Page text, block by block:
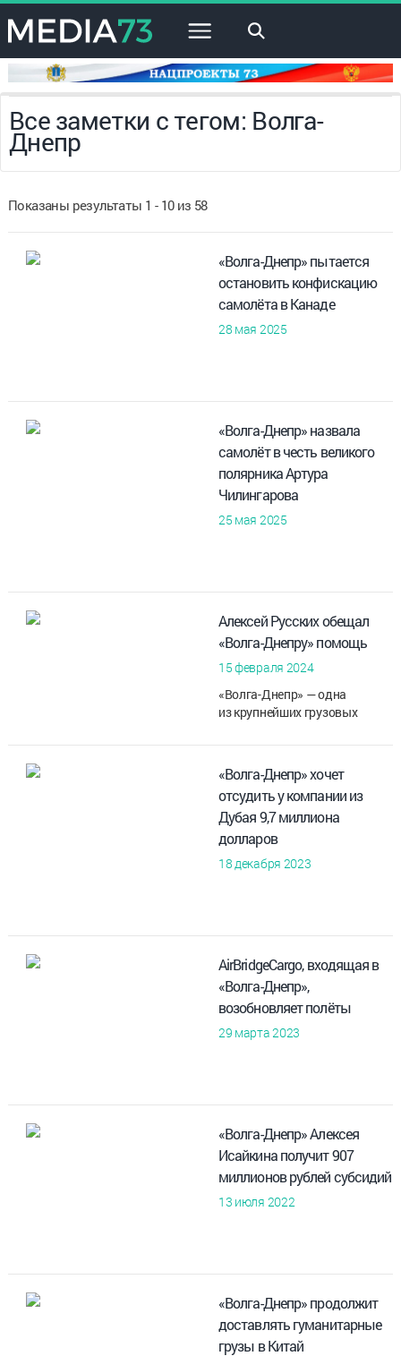
×
Все заметки с тегом: Волга-
Днепр
Показаны результаты 1 - 10 из 58
«Волга-Днепр» пытается
остановить конфискацию
самолёта в Канаде
28 мая 2025
«Волга-Днепр» назвала
самолёт в честь великого
полярника Артура
Чилингарова
25 мая 2025
Алексей Русских обещал
«Волга-Днепру» помощь
15 февраля 2024
«Волга-Днепр» — одна
из крупнейших грузовых
доставляет грузы
в различные страны
и регионы
«Волга-Днепр» хочет
отсудить у компании из
Дубая 9,7 миллиона
долларов
18 декабря 2023
AirBridgeCargo, входящая в
«Волга-Днепр»,
возобновляет полёты
29 марта 2023
«Волга-Днепр» Алексея
Исайкина получит 907
миллионов рублей субсидий
13 июля 2022
«Волга-Днепр» продолжит
доставлять гуманитарные
грузы в Китай